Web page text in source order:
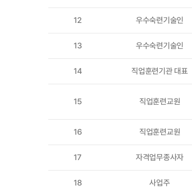
12 우수숙련기술인
13 우수숙련기술인
14 직업훈련기관 대표
15 직업훈련교원
16 직업훈련교원
17 자격업무종사자
18 사업주